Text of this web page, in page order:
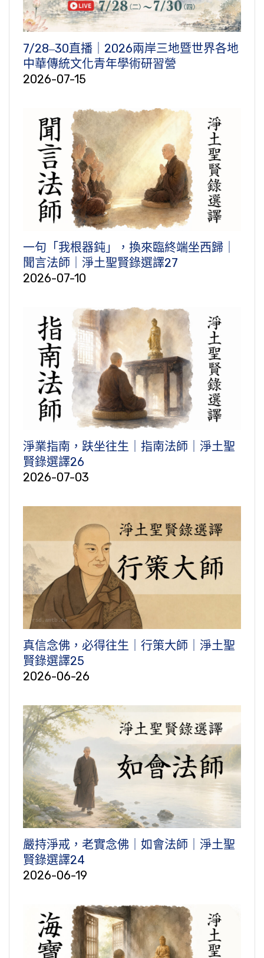
7/28‒30直播｜2026兩岸三地暨世界各地
中華傳統文化青年學術研習營
2026-07-15
一句「我根器鈍」，換來臨終端坐西歸｜
聞言法師｜淨土聖賢錄選譯27
2026-07-10
淨業指南，趺坐往生｜指南法師｜淨土聖
賢錄選譯26
2026-07-03
真信念佛，必得往生｜行策大師｜淨土聖
賢錄選譯25
2026-06-26
嚴持淨戒，老實念佛｜如會法師｜淨土聖
賢錄選譯24
2026-06-19